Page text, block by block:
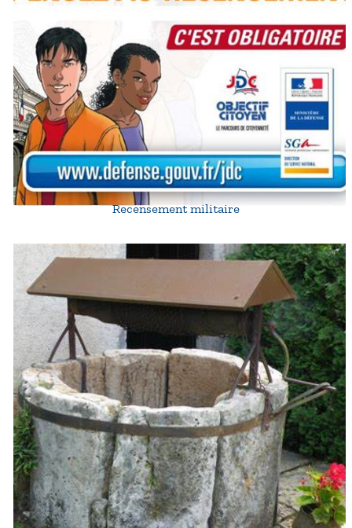
Recensement militaire